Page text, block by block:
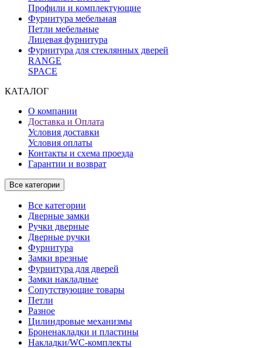
Профили и комплектующие
Фурнитура мебельная
Петли мебельные
Лицевая фурнитура
Фурнитура для стеклянных дверей
RANGE
SPACE
КАТАЛОГ
О компании
Доставка и Оплата
Условия доставки
Условия оплаты
Контакты и схема проезда
Гарантии и возврат
Все категории
Все категории
Дверные замки
Ручки дверные
Дверные ручки
Фурнитура
Замки врезные
Фурнитура для дверей
Замки накладные
Сопутствующие товары
Петли
Разное
Цилиндровые механизмы
Броненакладки и пластины
Накладки/WC-комплекты